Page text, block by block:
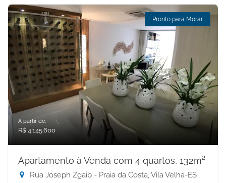
Pronto para Morar
A partir de:
R$ 4.145.600
Apartamento à Venda com 4 quartos, 132m²
Rua Joseph Zgaib - Praia da Costa, Vila Velha-ES